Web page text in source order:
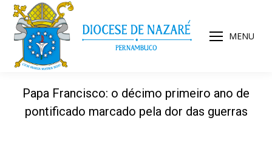
MENU
Papa Francisco: o décimo primeiro ano de
pontificado marcado pela dor das guerras